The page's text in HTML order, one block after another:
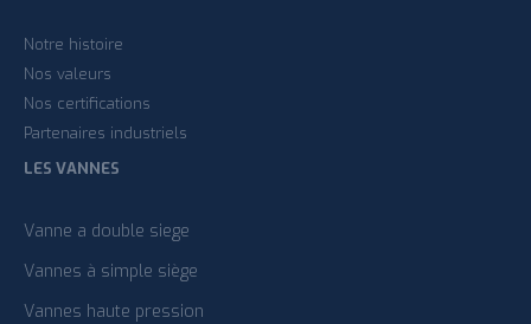
Notre histoire
Nos valeurs
Nos certifications
Partenaires industriels
LES VANNES
Vanne a double siege
Vannes à simple siège
Vannes haute pression